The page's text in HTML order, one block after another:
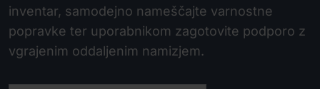
inventar, samodejno nameščajte varnostne
popravke ter uporabnikom zagotovite podporo z
vgrajenim oddaljenim namizjem.